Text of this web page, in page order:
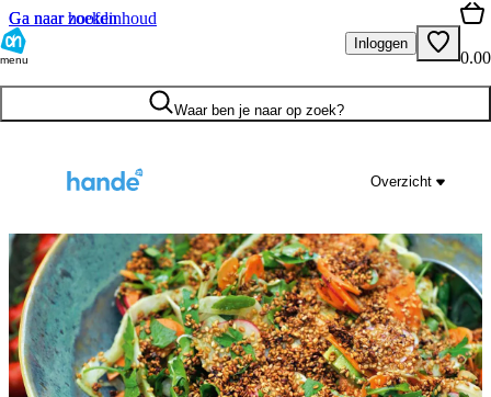
Ga naar hoofdinhoud
Ga naar zoeken
menu
Inloggen
0.00
Waar ben je naar op zoek?
Overzicht